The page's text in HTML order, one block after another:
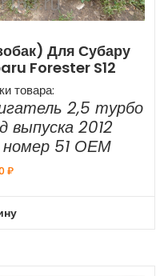
Для Субару
Forester S12
товара:
2,5 турбо
выпуска 2012
номер 51 ОЕМ
₽